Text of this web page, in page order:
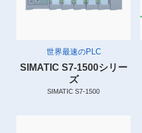
世界最速のPLC
SIMATIC S7-1500シリー
ズ
SIMATIC S7-1500